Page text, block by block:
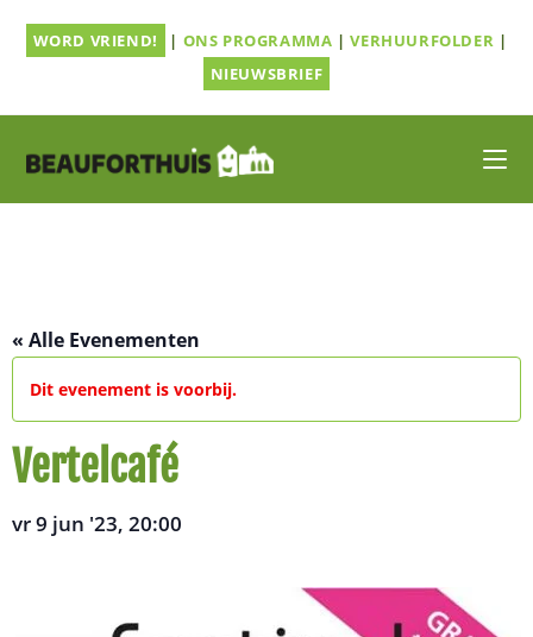
naarWORD VRIEND! | ONS PROGRAMMA |VERHUURFOLDER |
NIEUWSBRIEF
« Alle Evenementen
Dit evenement is voorbij.
Vertelcafé
vr 9 jun '23, 20:00